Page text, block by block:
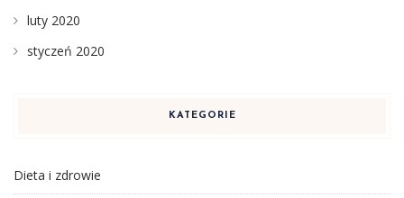
luty 2020
styczeń 2020
KATEGORIE
Dieta i zdrowie